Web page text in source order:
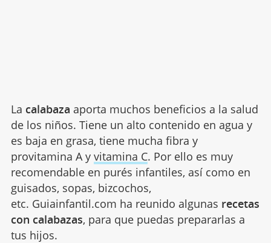
La calabaza aporta muchos beneficios a la salud
de los niños. Tiene un alto contenido en agua y
es baja en grasa, tiene mucha fibra y
provitamina A y vitamina C. Por ello es muy
recomendable en purés infantiles, así como en
guisados, sopas, bizcochos,
etc. Guiainfantil.com ha reunido algunas recetas
con calabazas, para que puedas prepararlas a
tus hijos.